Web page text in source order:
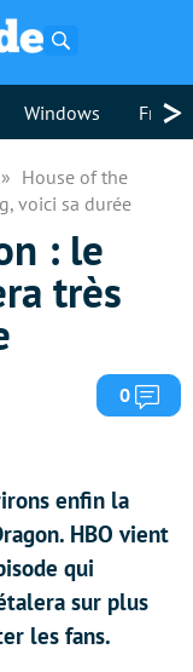
Windows >
House of the
voici sa durée
: le
très
0
enfin la
HBO vient
qui
sur plus
les fans.